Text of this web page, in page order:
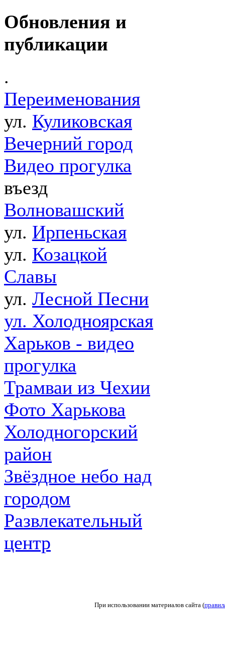
Обновления и
публикации
.
Переименования
ул. Куликовская
Вечерний город
Видео прогулка
въезд
Волновашский
ул. Ирпеньская
ул. Козацкой
Славы
ул. Лесной Песни
ул. Холодноярская
Харьков - видео
прогулка
Трамваи из Чехии
Фото Харькова
Холодногорский
район
Звёздное небо над
городом
Развлекательный
центр
При использовании материалов сайта (